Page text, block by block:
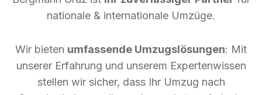
nationale & internationale Umzüge.
Wir bieten umfassende Umzugslösungen: Mit
unserer Erfahrung und unserem Expertenwissen
stellen wir sicher, dass Ihr Umzug nach